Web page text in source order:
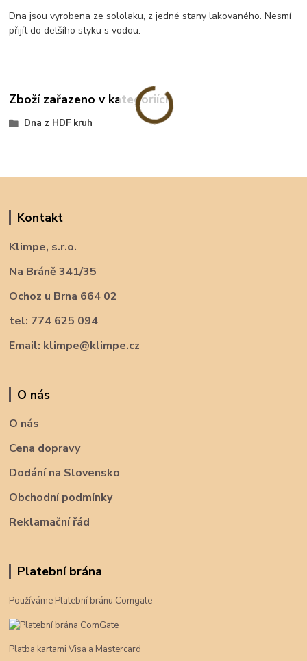
Dna jsou vyrobena ze sololaku, z jedné stany lakovaného. Nesmí
přijít do delšího styku s vodou.
Zboží zařazeno v kategoriích
Dna z HDF kruh
Kontakt
Klimpe, s.r.o.
Na Bráně 341/35
Ochoz u Brna 664 02
tel: 774 625 094
Email: klimpe@klimpe.cz
O nás
O nás
Cena dopravy
Dodání na Slovensko
Obchodní podmínky
Reklamační řád
Platební brána
Používáme Platební bránu Comgate
Platba kartami Visa a Mastercard